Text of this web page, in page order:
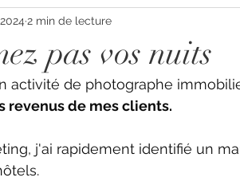
Astuces photo
pas vos nuits
2 min de lecture
activité de photographe
revenus de mes clients.
j'ai rapidement identifié un